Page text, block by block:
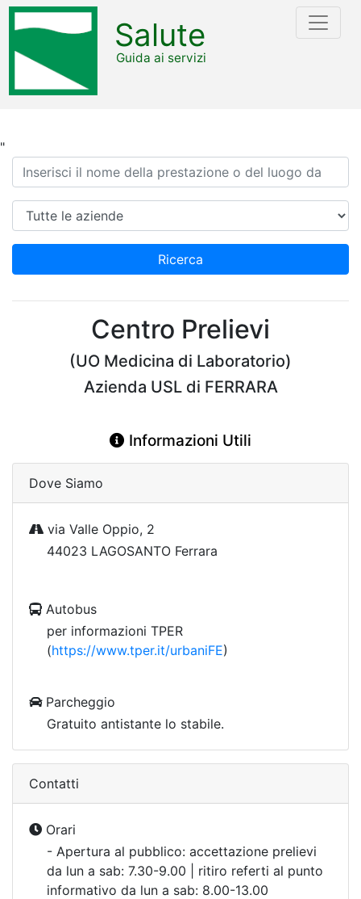
"
Salute
Guida ai servizi
Ricerca
Azienda
Ricerca
Centro Prelievi
(UO Medicina di Laboratorio)
Azienda USL di FERRARA
Informazioni Utili
Dove Siamo
via Valle Oppio, 2
44023 LAGOSANTO Ferrara
Autobus
per informazioni TPER
(https://www.tper.it/urbaniFE)
Parcheggio
Gratuito antistante lo stabile.
Contatti
Orari
- Apertura al pubblico: accettazione prelievi
da lun a sab: 7.30-9.00 | ritiro referti al punto
informativo da lun a sab: 8.00-13.00